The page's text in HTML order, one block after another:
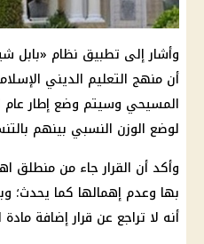
وأشار إلى تطبيق نظام «بابل
أن منهج التعليم الديني
المسيحي وسيتم وضع إطار عام
لوضع الوزن النسبي بينهم
وأكد أن القرار جاء من منطلق
بها وعدم إهمالها كما يحدث؛
أنه لا تراجع عن قرار إضافة